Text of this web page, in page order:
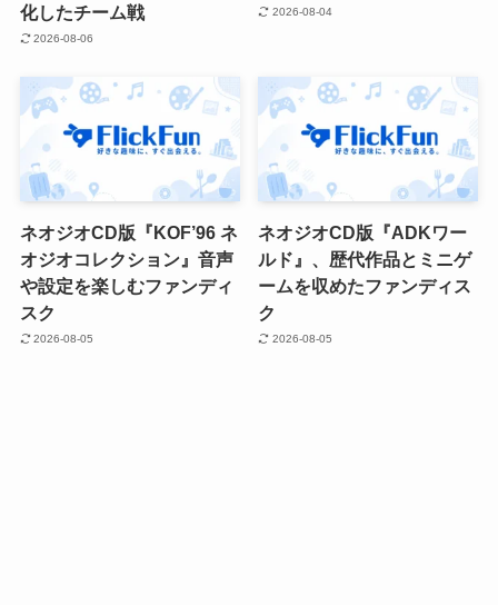
化したチーム戦
2026-08-06
2026-08-04
ネオジオCD版『KOF’96 ネ
オジオコレクション』音声
や設定を楽しむファンディ
スク
2026-08-05
ネオジオCD版『ADKワー
ルド』、歴代作品とミニゲ
ームを収めたファンディス
ク
2026-08-05